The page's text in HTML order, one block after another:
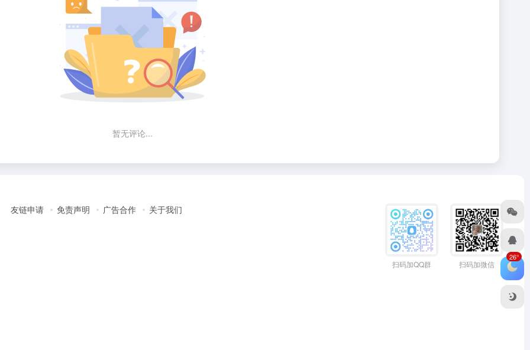
暂无评论...
友链申请 免责声明 广告合作 关于我们
扫码加QQ群 扫码加微信
26°